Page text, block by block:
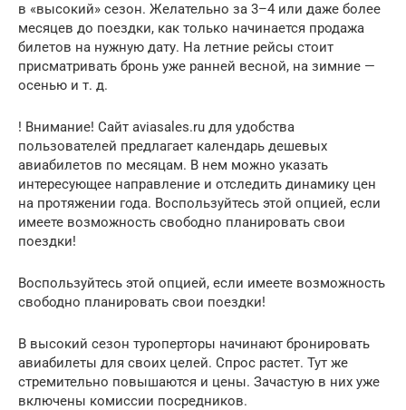
в «высокий» сезон. Желательно за 3–4 или даже более
месяцев до поездки, как только начинается продажа
билетов на нужную дату. На летние рейсы стоит
присматривать бронь уже ранней весной, на зимние —
осенью и т. д.
! Внимание! Сайт aviasales.ru для удобства
пользователей предлагает календарь дешевых
авиабилетов по месяцам. В нем можно указать
интересующее направление и отследить динамику цен
на протяжении года. Воспользуйтесь этой опцией, если
имеете возможность свободно планировать свои
поездки!
Воспользуйтесь этой опцией, если имеете возможность
свободно планировать свои поездки!
В высокий сезон туроперторы начинают бронировать
авиабилеты для своих целей. Спрос растет. Тут же
стремительно повышаются и цены. Зачастую в них уже
включены комиссии посредников.